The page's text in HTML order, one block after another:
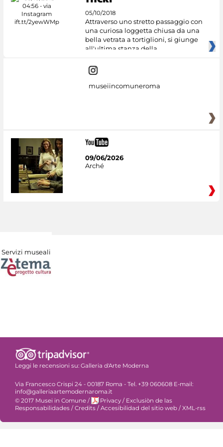
05/10/2018
Attraverso uno stretto passaggio con
una curiosa loggetta chiusa da una
bella vetrata a tortiglioni, si giunge
all'ultima stanza della
museiincomuneroma
09/06/2026
Arché
Servizi museali
Leggi le recensioni su: Galleria d'Arte Moderna
Via Francesco Crispi 24 - 00187 Roma - Tel. +39 060608 E-mail:
info@galleriaartemodernaroma.it
© 2017 Musei in Comune / Privacy / Exclusiòn de las
Responsabilidades / Credits / Accesibilidad del sitio web / XML-rss